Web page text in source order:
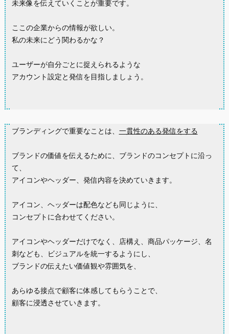
未来像を伝えていくことが重要です。
ここの企業からの情報が欲しい。
私の未来にどう関わるかな？
ユーザーが自分ごとに捉えられるような
アカウント設定と発信を目指しましょう。
ブランディングで重要なことは、一貫性のある発信をする
ブランドの価値を伝えるために、ブランドのコンセプトに沿っ
て、
アイコンやヘッダー、発信内容を決めていきます。
アイコン、ヘッダーは配色なども同じように、
コンセプトに合わせてください。
アイコンやヘッダーだけでなく、店構え、商品パッケージ、名
刺なども、ビジュアルを統一するようにし、
ブランドの伝えたい価値観や雰囲気を、
あらゆる接点で顧客に体感してもらうことで、
顧客に浸透させていきます。